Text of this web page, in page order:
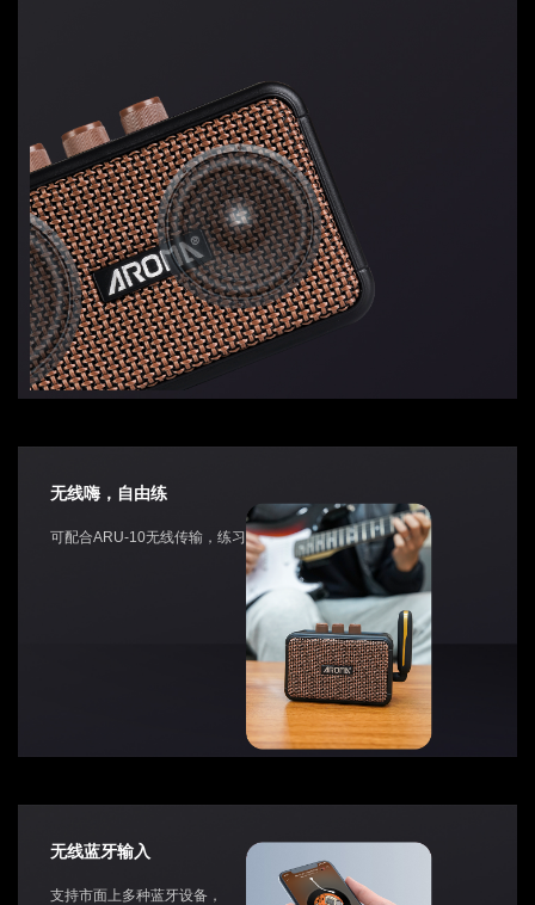
无线嗨，自由练
可配合ARU-10无线传输，练习更自在
无线蓝牙输入
支持市面上多种蓝牙设备，